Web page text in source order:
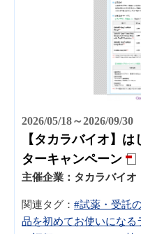
2026/05/18～2026/09/30
【タカラバイオ】
ターキャンペーン
主催企業： タカラバイオ
関連タグ： #試薬・受託
品を初めてお使いになる